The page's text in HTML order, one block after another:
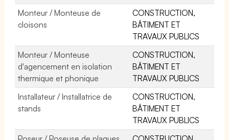
Monteur / Monteuse de
cloisons
CONSTRUCTION,
BÂTIMENT ET
TRAVAUX PUBLICS
Monteur / Monteuse
d'agencement en isolation
thermique et phonique
CONSTRUCTION,
BÂTIMENT ET
TRAVAUX PUBLICS
Installateur / Installatrice de
stands
CONSTRUCTION,
BÂTIMENT ET
TRAVAUX PUBLICS